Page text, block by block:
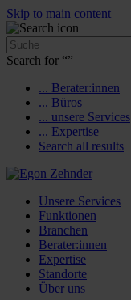
Skip to main content
Search for “”
... Berater:innen
... Büros
... unsere Services
... Expertise
Search all results
Unsere Services
Funktionen
Branchen
Berater:innen
Expertise
Standorte
Über uns